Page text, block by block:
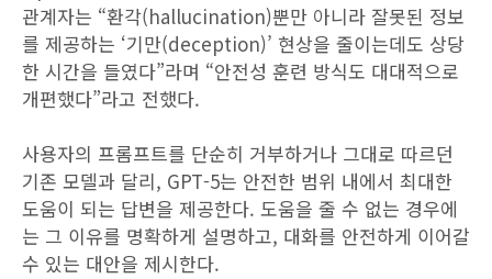
관계자는 “환각(hallucination)뿐만 아니라 잘못된 정보
를 제공하는 ‘기만(deception)’ 현상을 줄이는데도 상당
한 시간을 들였다”라며 “안전성 훈련 방식도 대대적으로
개편했다”라고 전했다.
사용자의 프롬프트를 단순히 거부하거나 그대로 따르던
기존 모델과 달리, GPT-5는 안전한 범위 내에서 최대한
도움이 되는 답변을 제공한다. 도움을 줄 수 없는 경우에
는 그 이유를 명확하게 설명하고, 대화를 안전하게 이어갈
수 있는 대안을 제시한다.